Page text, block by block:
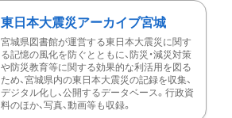
東日本大震災アーカイブ宮城
宮城県図書館が運営する東日本大震災に関す
る記憶の風化を防ぐとともに、防災・減災対策
や防災教育等に関する効果的な利活用を図る
ため、宮城県内の東日本大震災の記録を収集、
デジタル化し、公開するデータベース。行政資
料のほか、写真、動画等も収録。